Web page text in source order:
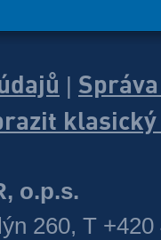
o.p.s.
260, T +420